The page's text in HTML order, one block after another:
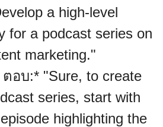
a high-level
for a podcast series on
marketing."
บ:* "Sure, to create
series, start with
highlighting the